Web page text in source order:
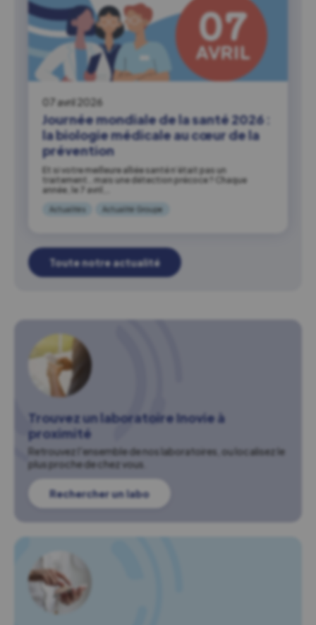
07 avril 2026
Journée mondiale de la santé 2026 :
la biologie médicale au cœur de la
prévention
Et si votre meilleure alliée santé n’était pas un
traitement… mais une détection précoce ? Chaque
année, le 7 avril,…
Actualités Actualité Groupe
Toute notre actualité
Trouvez un laboratoire Inovie à
proximité
Retrouvez l'ensemble de nos laboratoires, ou localisez le
plus proche de chez vous.
Rechercher un labo